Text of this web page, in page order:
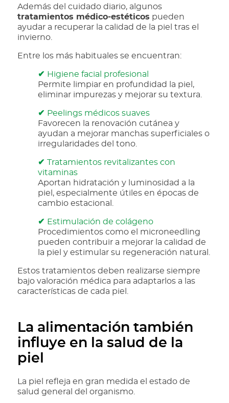
Además del cuidado diario, algunos
tratamientos médico-estéticos pueden
ayudar a recuperar la calidad de la piel tras el
invierno.
Entre los más habituales se encuentran:
✔ Higiene facial profesional
Permite limpiar en profundidad la piel,
eliminar impurezas y mejorar su textura.
✔ Peelings médicos suaves
Favorecen la renovación cutánea y
ayudan a mejorar manchas superficiales o
irregularidades del tono.
✔Tratamientos revitalizantes con
vitaminas
Aportan hidratación y luminosidad a la
piel, especialmente útiles en épocas de
cambio estacional.
✔ Estimulación de colágeno
Procedimientos como el microneedling
pueden contribuir a mejorar la calidad de
la piel y estimular su regeneración natural.
Estos tratamientos deben realizarse siempre
bajo valoración médica para adaptarlos a las
características de cada piel.
La alimentación también
influye en la salud de la
piel
La piel refleja en gran medida el estado de
salud general del organismo.